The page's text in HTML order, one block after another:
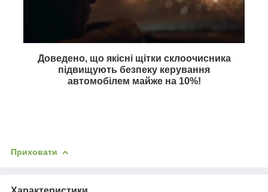
Доведено, що якісні щітки склоочисника
підвищують безпеку керування
автомобілем майже на 10%!
Приховати